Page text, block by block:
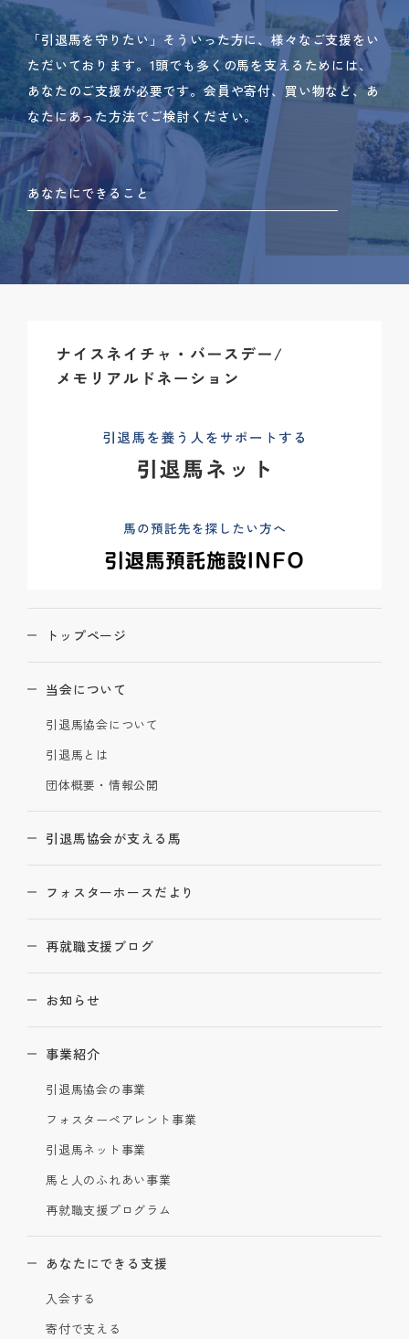
「引退馬を守りたい」そういった方に、様々なご支援をい
ただいております。 1頭でも多くの馬を支えるためには、
あなたのご支援が必要です。 会員や寄付、買い物など、あ
なたにあった方法でご検討ください。
あなたにできること
トップページ
当会について
引退馬協会について
引退馬とは
団体概要・情報公開
引退馬協会が支える馬
フォスターホースだより
再就職支援ブログ
お知らせ
事業紹介
引退馬協会の事業
フォスターペアレント事業
引退馬ネット事業
馬と人のふれあい事業
再就職支援プログラム
あなたにできる支援
入会する
寄付で支える